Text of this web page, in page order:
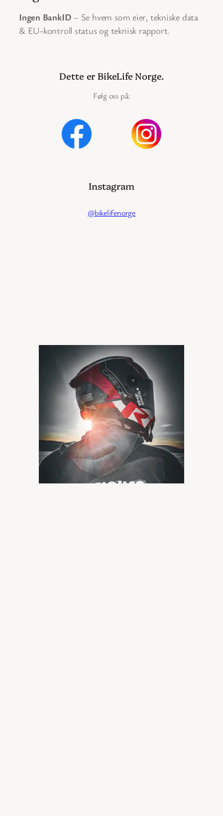
Ingen BankID – Se hvem som eier, tekniske data
& EU-kontroll status og teknisk rapport.
Dette er BikeLife Norge.
Følg oss på:
Instagram
@bikelifenorge